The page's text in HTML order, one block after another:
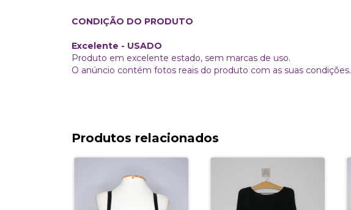
CONDIÇÃO DO PRODUTO
Excelente - USADO
Produto em excelente estado, sem marcas de uso.
O anúncio contém fotos reais do produto com as suas condições.
Produtos relacionados